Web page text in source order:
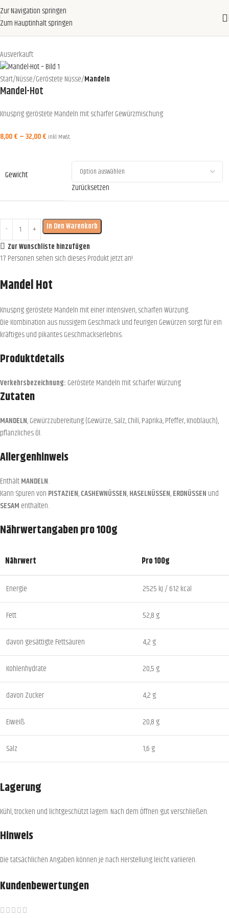
Zur Navigation springen
Zum Hauptinhalt springen
Ausverkauft
Start Nüsse Geröstete Nüsse Mandeln
Mandel-Hot
Knusprig geröstete Mandeln mit scharfer Gewürzmischung
8,00€ –32,00€ inkl. MwSt.
Gewicht
Zurücksetzen
In Den Warenkorb
Zur Wunschliste hinzufügen
17 Personen sehen sich dieses Produkt jetzt an!
Mandel Hot
Knusprig geröstete Mandeln mit einer intensiven, scharfen Würzung.
Die Kombination aus nussigem Geschmack und feurigen Gewürzen sorgt für ein
kräftiges und pikantes Geschmackserlebnis.
Produktdetails
Verkehrsbezeichnung: Geröstete Mandeln mit scharfer Würzung
Zutaten
MANDELN, Gewürzzubereitung (Gewürze, Salz, Chili, Paprika, Pfeffer, Knoblauch),
pflanzliches Öl.
Allergenhinweis
EnthältMANDELN.
Kann Spuren von PISTAZIEN,CASHEWNÜSSEN,HASELNÜSSEN,ERDNÜSSEN und
SESAM enthalten.
Nährwertangaben pro 100g
Nährwert Pro 100g
Energie 2525 kJ / 612 kcal
Fett 52,8 g
davon gesättigte Fettsäuren 4,2 g
Kohlenhydrate 20,5 g
davon Zucker 4,2 g
Eiweiß 20,8 g
Salz 1,6 g
Lagerung
Kühl, trocken und lichtgeschützt lagern. Nach dem Öffnen gut verschließen.
Hinweis
Die tatsächlichen Angaben können je nach Herstellung leicht variieren.
Kundenbewertungen